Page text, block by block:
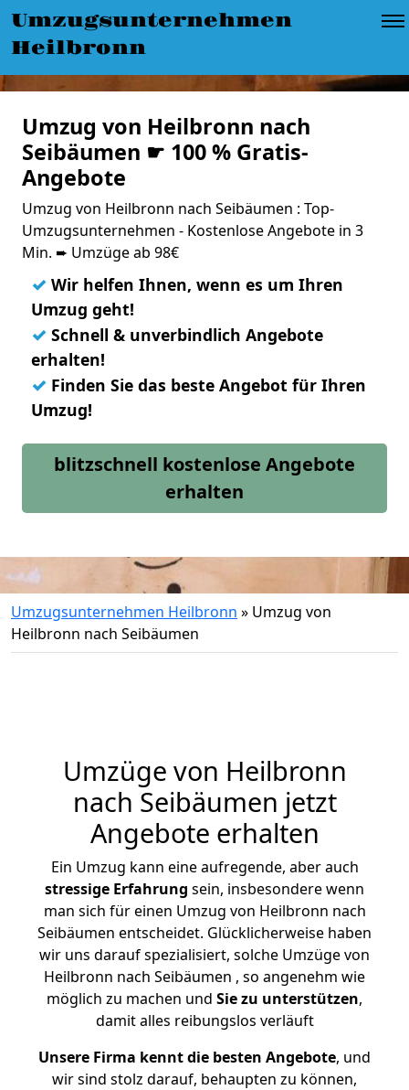
Umzugsunternehmen
Heilbronn
Umzug von Heilbronn nach
Seibäumen ☛ 100 % Gratis-
Angebote
Umzug von Heilbronn nach Seibäumen : Top-
Umzugsunternehmen - Kostenlose Angebote in 3
Min. ➨ Umzüge ab 98€
✓ Wir helfen Ihnen, wenn es um Ihren
Umzug geht!
✓ Schnell & unverbindlich Angebote
erhalten!
✓ Finden Sie das beste Angebot für Ihren
Umzug!
blitzschnell kostenlose Angebote
erhalten
Umzugsunternehmen Heilbronn » Umzug von
Heilbronn nach Seibäumen
Umzüge von Heilbronn
nach Seibäumen jetzt
Angebote erhalten
Ein Umzug kann eine aufregende, aber auch
stressige Erfahrung sein, insbesondere wenn
man sich für einen Umzug von Heilbronn nach
Seibäumen entscheidet. Glücklicherweise haben
wir uns darauf spezialisiert, solche Umzüge von
Heilbronn nach Seibäumen , so angenehm wie
möglich zu machen und Sie zu unterstützen,
damit alles reibungslos verläuft
Unsere Firma kennt die besten Angebote, und
wir sind stolz darauf, behaupten zu können,